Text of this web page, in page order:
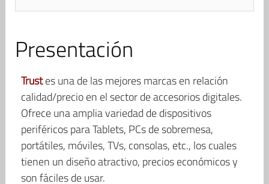
Presentación
Trustes una de las mejores marcas en relación
calidad/precio en el sector de accesorios digitales.
Ofrece una amplia variedad de dispositivos
periféricos para Tablets, PCs de sobremesa,
portátiles, móviles, TVs, consolas, etc., los cuales
tienen un diseño atractivo, precios económicos y
son fáciles de usar.